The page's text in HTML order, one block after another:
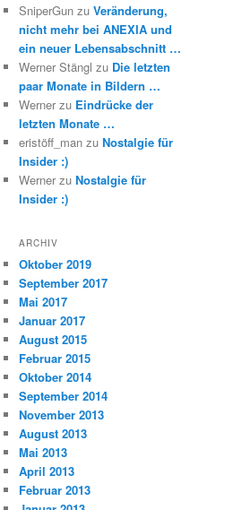
SniperGun zu Veränderung,
nicht mehr bei ANEXIA und
ein neuer Lebensabschnitt …
Werner Stängl zu Die letzten
paar Monate in Bildern …
Werner zu Eindrücke der
letzten Monate …
eristöff_man zu Nostalgie für
Insider :)
Werner zu Nostalgie für
Insider :)
ARCHIV
Oktober 2019
September 2017
Mai 2017
Januar 2017
August 2015
Februar 2015
Oktober 2014
September 2014
November 2013
August 2013
Mai 2013
April 2013
Februar 2013